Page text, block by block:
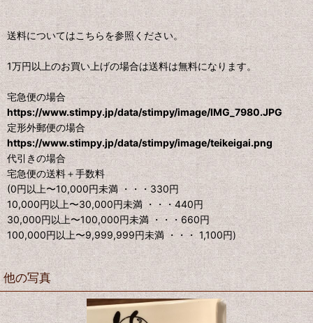
送料についてはこちらを参照ください。
1万円以上のお買い上げの場合は送料は無料になります。
宅急便の場合
https://www.stimpy.jp/data/stimpy/image/IMG_7980.JPG
定形外郵便の場合
https://www.stimpy.jp/data/stimpy/image/teikeigai.png
代引きの場合
宅急便の送料＋手数料
(0円以上〜10,000円未満 ・・・330円
10,000円以上〜30,000円未満 ・・・440円
30,000円以上〜100,000円未満 ・・・660円
100,000円以上〜9,999,999円未満 ・・・ 1,100円)
他の写真